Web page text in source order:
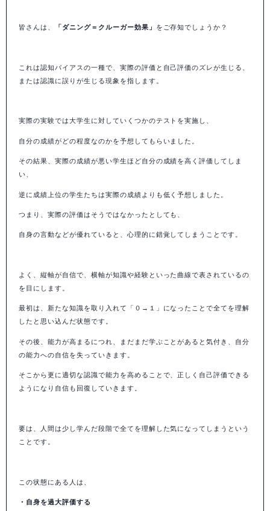
皆さんは、 「ダニング＝クルーガー効果」 をご存知でしょうか？
これは認知バイアスの一種で、実際の評価と自己評価のズレが生じる、
または認識に誤りが生じる現象を指します。
実際の実験では大学生に対していくつかのテストを実施し、
自分の成績がどの程度なのかを予想してもらいました。
その結果、実際の成績が悪い学生ほど自分の成績を高く評価してしま
い、
逆に成績上位の学生たちは実際の成績よりも低く予想しました。
つまり、実際の評価はそうではなかったとしても、
自身の言動などが優れていると、心理的に錯覚してしまうことです。
よく、縦軸が自信で、横軸が知識や経験といった曲線で表されているの
を目にします。
最初は、新たな知識を取り入れて「０ → １」になったことで全てを理解
したと思い込んだ状態です。
その後、能力が高まるにつれ、まだまだ学ぶことがあると気付き、自分
の能力への自信を失っていきます。
そこから更に適切な認識で能力を高めることで、正しく自己評価できる
ようになり自信も回復していきます。
要は、人間は少し学んだ段階で全てを理解した気になってしまうという
ことです。
この状態にある人は、
・自身を過大評価する